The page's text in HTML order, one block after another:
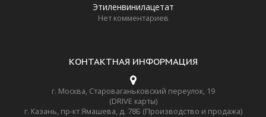
Этиленвинилацетат
Нет комментариев
КОНТАКТНАЯ ИНФОРМАЦИЯ
г. Москва, Староваганьковский переулок, 19
(DRIVE карты)
г. Казань, пр-кт Ямашева, д. 78Б (Производство и продажа)